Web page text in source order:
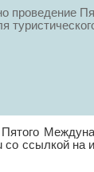
проведение
со ссылкой на